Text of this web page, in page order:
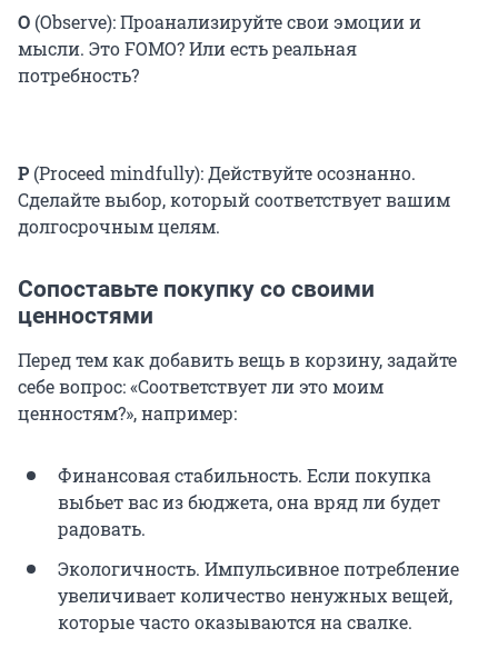
O (Observe): Проанализируйте свои эмоции и
мысли. Это FOMO? Или есть реальная
потребность?
P (Proceed mindfully): Действуйте осознанно.
Сделайте выбор, который соответствует вашим
долгосрочным целям.
Сопоставьте покупку со своими
ценностями
Перед тем как добавить вещь в корзину, задайте
себе вопрос: «Соответствует ли это моим
ценностям?», например:
Финансовая стабильность. Если покупка
выбьет вас из бюджета, она вряд ли будет
радовать.
Экологичность. Импульсивное потребление
увеличивает количество ненужных вещей,
которые часто оказываются на свалке.